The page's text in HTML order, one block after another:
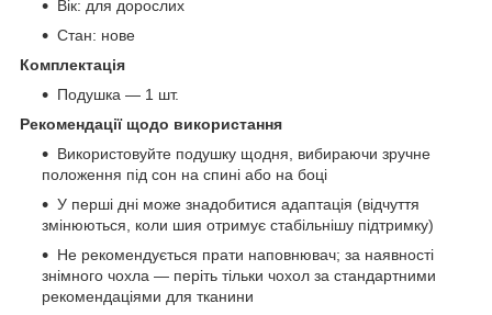
Вік: для дорослих
Стан: нове
Комплектація
Подушка — 1 шт.
Рекомендації щодо використання
Використовуйте подушку щодня, вибираючи зручне
положення під сон на спині або на боці
У перші дні може знадобитися адаптація (відчуття
змінюються, коли шия отримує стабільнішу підтримку)
Не рекомендується прати наповнювач; за наявності
знімного чохла — періть тільки чохол за стандартними
рекомендаціями для тканини